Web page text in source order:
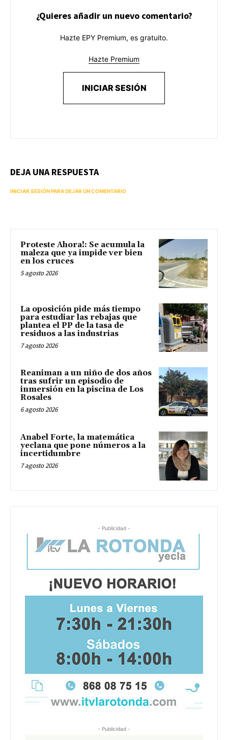
¿Quieres añadir un nuevo comentario?
Hazte EPY Premium, es gratuito.
Hazte Premium
INICIAR SESIÓN
DEJA UNA RESPUESTA
INICIAR SESIÓN PARA DEJAR UN COMENTARIO
Proteste Ahora!: Se acumula la
maleza que ya impide ver bien
en los cruces
5 agosto 2026
La oposición pide más tiempo
para estudiar las rebajas que
plantea el PP de la tasa de
residuos a las industrias
7 agosto 2026
Reaniman a un niño de dos años
tras sufrir un episodio de
inmersión en la piscina de Los
Rosales
6 agosto 2026
Anabel Forte, la matemática
yeclana que pone números a la
incertidumbre
7 agosto 2026
- Publicidad -
- Publicidad -